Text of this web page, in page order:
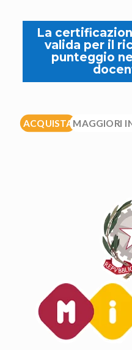
La
valida per il
punteggio
ACQUISTAMAGGIORI